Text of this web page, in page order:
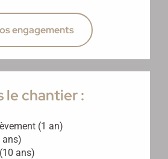
engagements
le chantier :
(1 an)
ans)
ans)